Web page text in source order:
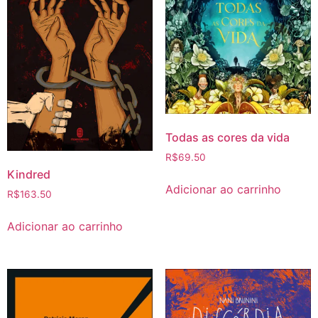
Kindred
R$163.50
Adicionar ao carrinho
Todas as cores da vida
R$69.50
Adicionar ao carrinho